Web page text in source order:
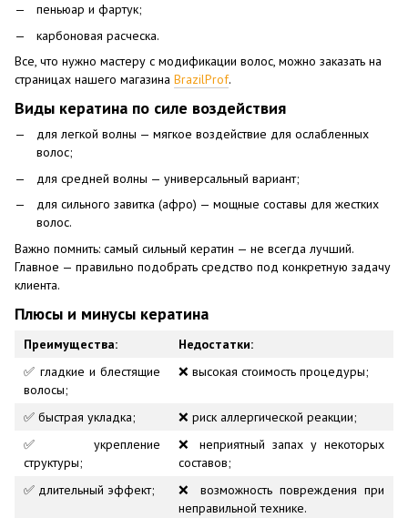
пеньюар и фартук;
карбоновая расческа.
Все, что нужно мастеру с модификации волос, можно заказать на
страницах нашего магазина BrazilProf.
Виды кератина по силе воздействия
для легкой волны — мягкое воздействие для ослабленных
волос;
для средней волны — универсальный вариант;
для сильного завитка (афро) — мощные составы для жестких
волос.
Важно помнить: самый сильный кератин — не всегда лучший.
Главное — правильно подобрать средство под конкретную задачу
клиента.
Плюсы и минусы кератина
Преимущества:
Недостатки:
✅ гладкие и блестящие
волосы;
❌ высокая стоимость процедуры;
✅ быстрая укладка;
❌ риск аллергической реакции;
✅ укрепление
структуры;
❌ неприятный запах у некоторых
составов;
✅ длительный эффект;
❌ возможность повреждения при
неправильной технике.